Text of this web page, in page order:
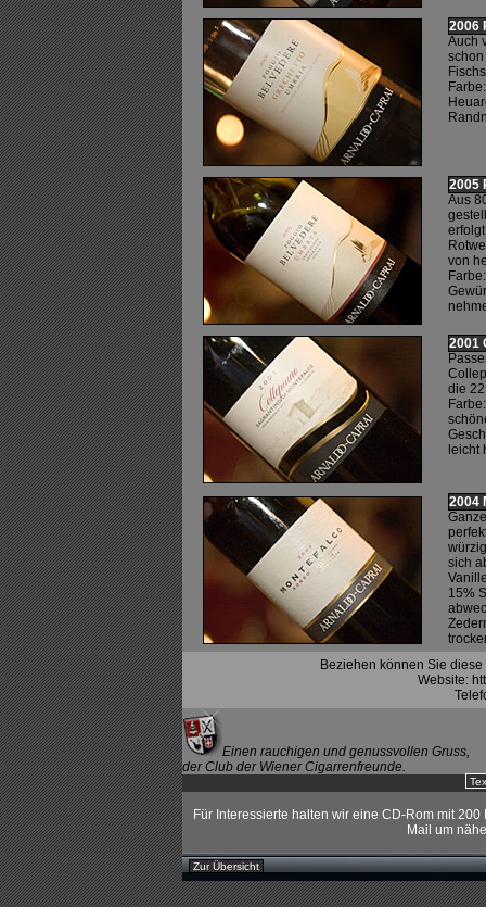
2006
Auch
2005
Aus
von
2001
die
leicht
2004
sich
15%
Beziehen können Sie
Website:
Einen rauchigen und genussvollen Gruss,
der Club der Wiener Cigarrenfreunde.
Für Interessierte halten wir eine CD-Rom mit
Mail um
Zur Übersicht